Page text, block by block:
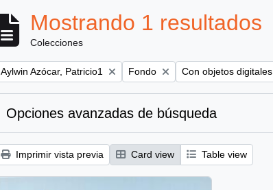
Mostrando 1 resultados
Colecciones
Remove filter:
Aylwin Azócar, Patricio1 Remove filter:
Fondo Remove filter:
Con objetos digitales
Opciones avanzadas de búsqueda
Imprimir vista previa Card view Table view